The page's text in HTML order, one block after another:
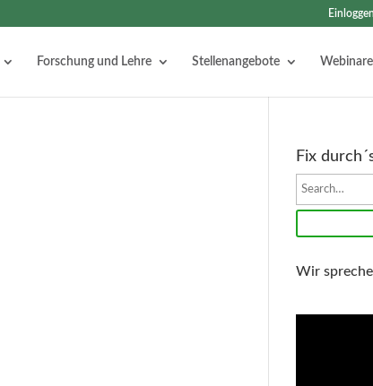
Einloggen
Forschung und Lehre Stellenangebote Webinare
Fix
Wir